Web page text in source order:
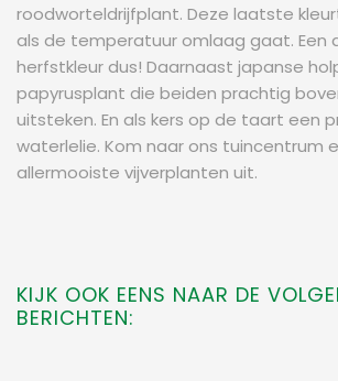
roodworteldrijfplant. Deze laatste
als de temperatuur omlaag gaat. Een
herfstkleur dus! Daarnaast japanse
papyrusplant die beiden prachtig
uitsteken. En als kers op de taart een
waterlelie. Kom naar ons tuincentrum
allermooiste vijverplanten uit.
KIJK OOK EENS NAAR DE
BERICHTEN: